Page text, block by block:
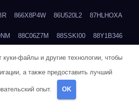
866X8P4W 86U520L2 87HLHOXA
88C06Z7M 88SSKI00 88Y1B346
895NL72T 89WVKQCH 8A6B5EEP
8BSWANL0 8BVB056I 8BZT9YKF
8CEG9O6P
куки-файлы и другие технологии, чтобы
а также предоставить лучший
опыт. OK